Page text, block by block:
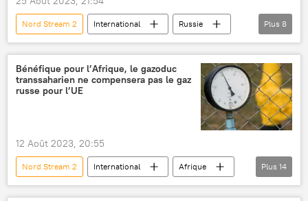
Nord Stream 2 International
Russie
Nord Stream
Sabotage des gazoducs Nord Stream
Allemagne
Enquête
Plus 8
Bénéfique pour l’Afrique, le gazoduc
transsaharien ne compensera pas le gaz
russe pour l’UE
12 Août 2023, 20:55
Nord Stream 2 International
Afrique
Afrique subsaharienne
Afrique du Nord
Plus 14